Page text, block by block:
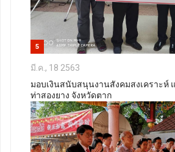
5
มี.ค., 18 2563
มอบเงินสนับสนุนงานสังคมสงเคราะห์
ท่าสองยาง จังหวัดตาก